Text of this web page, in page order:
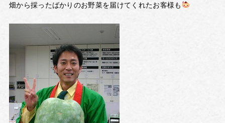
畑から採ったばかりのお野菜を届けてくれたお客様も